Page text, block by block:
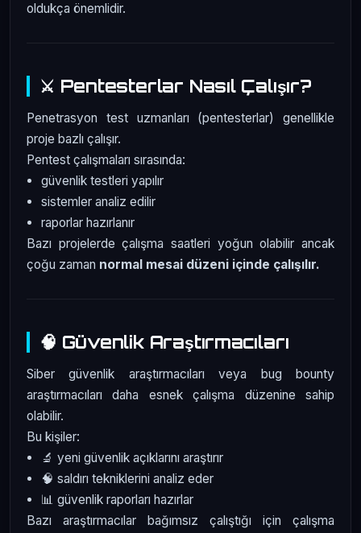
oldukça önemlidir.
⚔️ Pentesterlar Nasıl Çalışır?
Penetrasyon test uzmanları (pentesterlar) genellikle
proje bazlı çalışır.
Pentest çalışmaları sırasında:
güvenlik testleri yapılır
sistemler analiz edilir
raporlar hazırlanır
Bazı projelerde çalışma saatleri yoğun olabilir ancak
çoğu zaman normal mesai düzeni içinde çalışılır.
🧠 Güvenlik Araştırmacıları
Siber güvenlik araştırmacıları veya bug bounty
araştırmacıları daha esnek çalışma düzenine sahip
olabilir.
Bu kişiler:
🔬 yeni güvenlik açıklarını araştırır
🧠 saldırı tekniklerini analiz eder
📊 güvenlik raporları hazırlar
Bazı araştırmacılar bağımsız çalıştığı için çalışma